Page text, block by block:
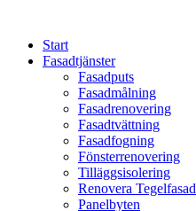
contentStart
Fasadtjänster
Fasadputs
Fasadmålning
Fasadrenovering
Fasadtvättning
Fasadfogning
Fönsterrenovering
Tilläggsisolering
Renovera Tegelfasad
Panelbyten